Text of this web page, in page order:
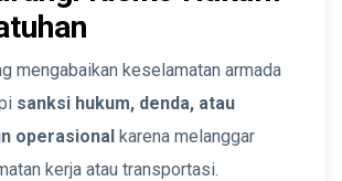
mengabaikan keselamatan armada
sanksi hukum, denda, atau
operasional karena melanggar
kerja atau transportasi.